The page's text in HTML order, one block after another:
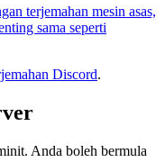
terjemahan mesin asas,
sama seperti
Discord.
Anda boleh bermula